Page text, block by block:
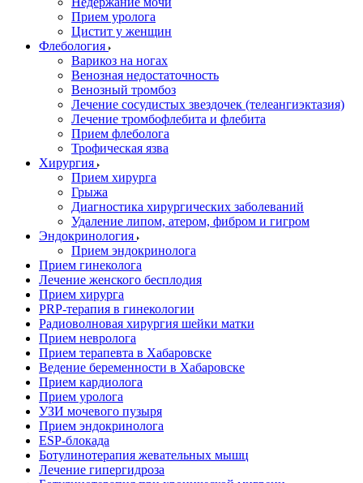
Прием уролога
Цистит у женщин
Флебология
Варикоз на ногах
Венозная недостаточность
Венозный тромбоз
Лечение сосудистых звездочек (телеангиэктазия)
Лечение тромбофлебита и флебита
Прием флеболога
Трофическая язва
Хирургия
Прием хирурга
Грыжа
Диагностика хирургических заболеваний
Удаление липом, атером, фибром и гигром
Эндокринология
Прием эндокринолога
Прием гинеколога
Лечение женского бесплодия
Прием хирурга
PRP-терапия в гинекологии
Радиоволновая хирургия шейки матки
Прием невролога
Прием терапевта в Хабаровске
Ведение беременности в Хабаровске
Прием кардиолога
Прием уролога
УЗИ мочевого пузыря
Прием эндокринолога
ESP-блокада
Ботулинотерапия жевательных мышц
Лечение гипергидроза